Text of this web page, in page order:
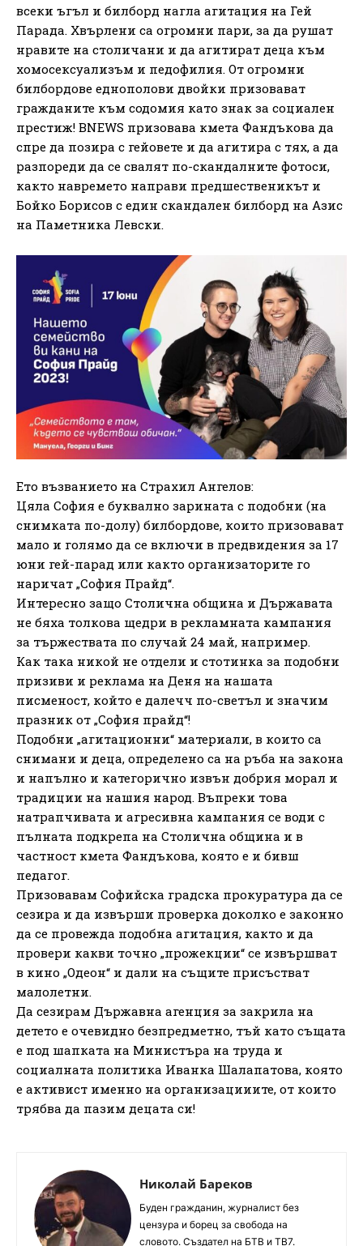
всеки ъгъл и билборд нагла агитация на Гей
Парада. Хвърлени са огромни пари, за да рушат
нравите на столичани и да агитират деца към
хомосексуализъм и педофилия. От огромни
билбордове еднополови двойки призовават
гражданите към содомия като знак за социален
престиж! BNEWS призовава кмета Фандъкова да
спре да позира с гейовете и да агитира с тях, а да
разпореди да се свалят по-скандалните фотоси,
както навремето направи предшественикът и
Бойко Борисов с един скандален билборд на Азис
на Паметника Левски.
Ето възванието на Страхил Ангелов:
Цяла София е буквално зарината с подобни (на
снимката по-долу) билбордове, които призовават
мало и голямо да се включи в предвидения за 17
юни гей-парад или както организаторите го
наричат „София Прайд“.
Интересно защо Столична община и Държавата
не бяха толкова щедри в рекламната кампания
за тържествата по случай 24 май, например.
Как така никой не отдели и стотинка за подобни
призиви и реклама на Деня на нашата
писменост, който е далечч по-светъл и значим
празник от „София прайд“!
Подобни „агитационни“ материали, в които са
снимани и деца, определено са на ръба на закона
и напълно и категорично извън добрия морал и
традиции на нашия народ. Въпреки това
натрапчивата и агресивна кампания се води с
пълната подкрепа на Столична община и в
частност кмета Фандъкова, която е и бивш
педагог.
Призовавам Софийска градска прокуратура да се
сезира и да извърши проверка доколко е законно
да се провежда подобна агитация, както и да
провери какви точно „прожекции“ се извършват
в кино „Одеон“ и дали на същите присъстват
малолетни.
Да сезирам Държавна агенция за закрила на
детето е очевидно безпредметно, тъй като същата
е под шапката на Министъра на труда и
социалната политика Иванка Шалапатова, която
е активист именно на организацииите, от които
трябва да пазим децата си!
Николай Бареков
Буден гражданин, журналист без
цензура и борец за свобода на
словото. Създател на БТВ и ТВ7.